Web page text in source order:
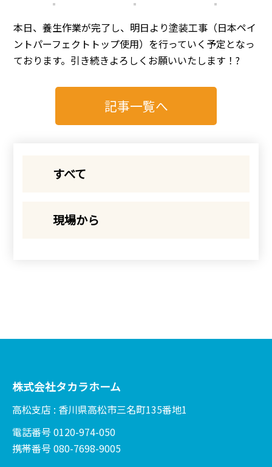
本日、養生作業が完了し、明日より塗装工事（日本ペイ
ントパーフェクトトップ使用）を行っていく予定となっ
ております。引き続きよろしくお願いいたします！?
記事一覧へ
すべて
現場から
株式会社タカラホーム
高松支店 : 香川県高松市三名町135番地1
電話番号 0120-974-050
携帯番号 080-7698-9005